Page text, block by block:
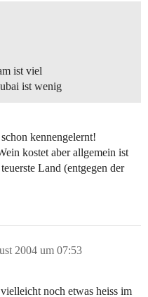
ist viel
ist wenig
kennengelernt!
kostet aber allgemein ist
Land (entgegen der
2004 um 07:53
noch etwas heiss im